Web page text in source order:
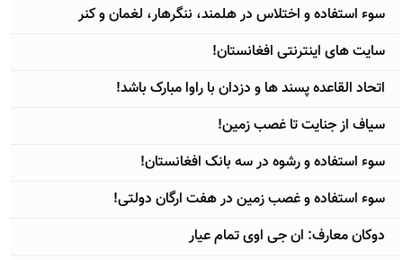
سوء استفاده و اختلاس در هلمند، ننگرهار، لغمان و کنر
سایت های اينترنتی افغانستان!
اتحاد القاعده پسند ها و دزدان با راوا مبارک باشد!
سیاف از جنایت تا غصب زمین!
سوء استفاده و رشوه در سه بانک افغانستان!
سوء استفاده و غصب زمین در هفت ارگان دولتی!
دوکان معارف: ان جی اوی تمام عيار